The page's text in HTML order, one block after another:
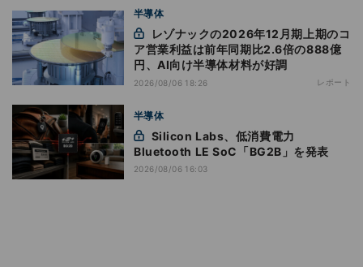
半導体
ア営業利益は前年同期比2.6倍の888億
円、AI向け半導体材料が好調
2026/08/06 18:26 レポート
半導体
Bluetooth LE SoC「BG2B」を発表
2026/08/06 16:03